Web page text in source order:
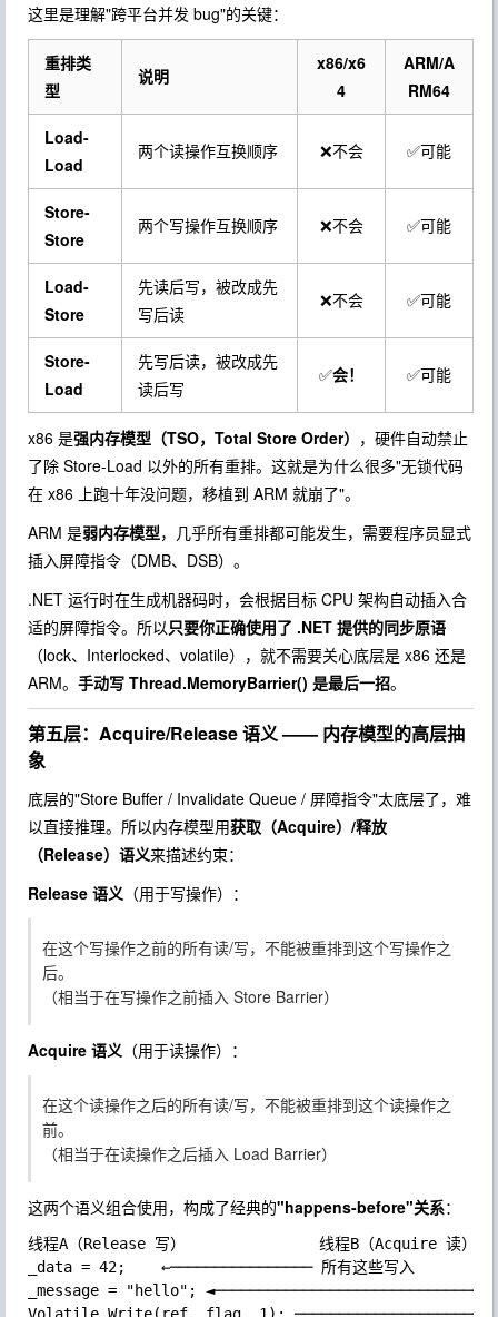
这里是理解"跨平台并发 bug"的关键：
重排类
型
说明
x86/x6
4
ARM/A
RM64
Load-
Load
两个读操作互换顺序 ❌不会 ✅可能
Store-
Store
两个写操作互换顺序 ❌不会 ✅可能
Load-
Store
先读后写，被改成先
写后读
❌不会 ✅可能
Store-
Load
先写后读，被改成先
读后写
✅会！ ✅可能
x86 是强内存模型（TSO，Total Store Order） ，硬件自动禁止
了除 Store-Load 以外的所有重排。这就是为什么很多"无锁代码
在 x86 上跑十年没问题，移植到 ARM 就崩了"。
ARM 是弱内存模型，几乎所有重排都可能发生，需要程序员显式
插入屏障指令（DMB、 DSB）。
.NET 运行时在生成机器码时，会根据目标 CPU 架构自动插入合
适的屏障指令。所以只要你正确使用了 .NET 提供的同步原语
（lock、 Interlocked、 volatile），就不需要关心底层是 x86 还是
ARM。 手动写 Thread.MemoryBarrier() 是最后一招。
第五层：Acquire/Release 语义 —— 内存模型的高层抽
象
底层的"Store Buffer / Invalidate Queue / 屏障指令"太底层了，难
以直接推理。所以内存模型用获取（Acquire）/释放
（Release）语义来描述约束：
Release 语义 （用于写操作）：
在这个写操作之前的所有读/写，不能被重排到这个写操作之
后。
（相当于在写操作之前插入 Store Barrier）
Acquire 语义 （用于读操作）：
在这个读操作之后的所有读/写，不能被重排到这个读操作之
前。
（相当于在读操作之后插入 Load Barrier）
这两个语义组合使用，构成了经典的"happens-before"关系：
线程A（Release 写）               线程B（Acquire 读）
_data = 42;    ←──────────────── 所有这些写入        │
_message = "hello";